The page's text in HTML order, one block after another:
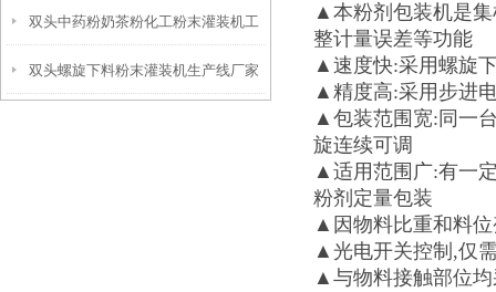
品参数
双头中药粉奶茶粉化工粉末灌装机工
作原理
双头螺旋下料粉末灌装机生产线厂家
▲本粉剂包装机是集
整计量误差等功能
▲速度快:采用螺旋
▲精度高:采用步进
▲包装范围宽:同一
旋连续可调
▲适用范围广:有一
粉剂定量包装
▲因物料比重和料
▲光电开关控制,仅
▲与物料接触部位